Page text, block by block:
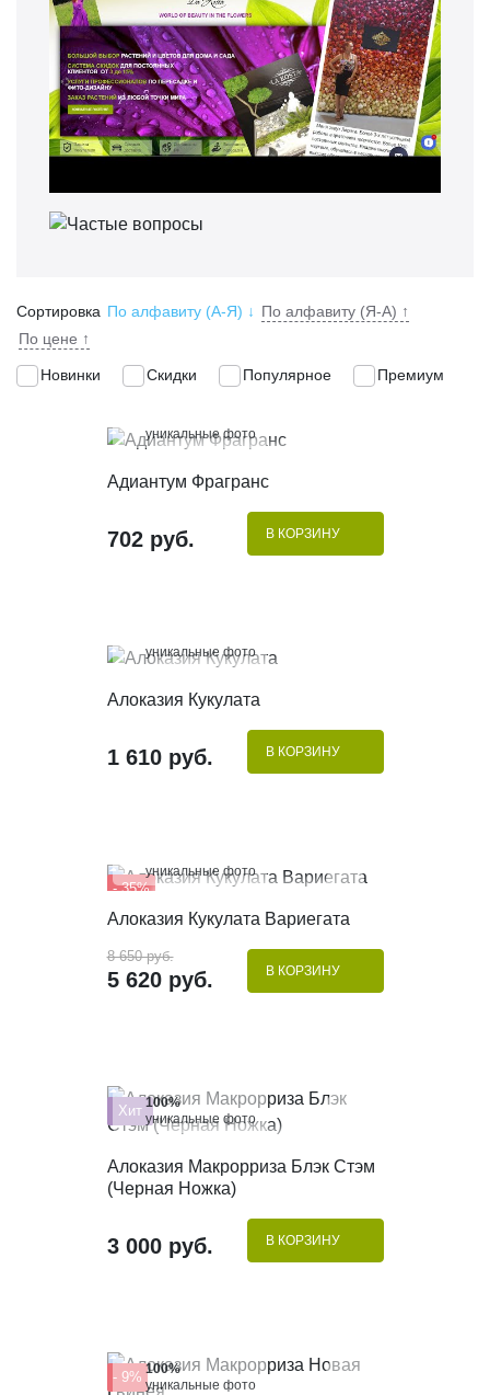
Сортировка По алфавиту (А-Я) ↓ По алфавиту (Я-А) ↑
По цене ↑
Новинки Скидки Популярное Премиум
уникальные фото
Адиантум Фрагранс
702 руб. В КОРЗИНУ
уникальные фото
Алоказия Кукулата
1 610 руб. В КОРЗИНУ
- 35%
уникальные фото
Алоказия Кукулата Вариегата
8 650 руб.
5 620 руб. В КОРЗИНУ
Хит 100%
уникальные фото
КУПИТЬ В 1 КЛИК
Алоказия Макрорриза Блэк Стэм
(Черная Ножка)
3 000 руб. В КОРЗИНУ
- 9% 100%
уникальные фото